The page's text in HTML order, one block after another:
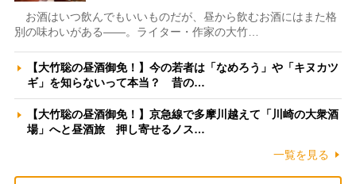
お酒はいつ飲んでもいいものだが、昼から飲むお酒にはまた格
別の味わいがある――。ライター・作家の大竹…
【大竹聡の昼酒御免！】今の若者は「なめろう」や「キヌカツ
ギ」を知らないって本当？ 昔の…
【大竹聡の昼酒御免！】京急線で多摩川越えて「川崎の大衆酒
場」へと昼酒旅 押し寄せるノス…
一覧を見る